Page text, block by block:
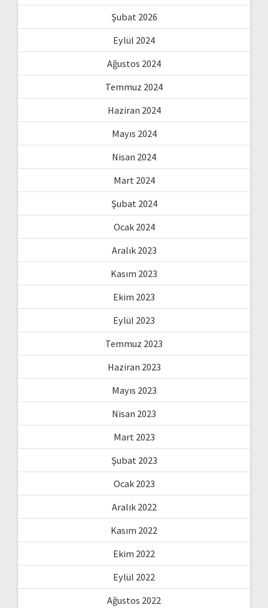
Şubat 2026
Eylül 2024
Ağustos 2024
Temmuz 2024
Haziran 2024
Mayıs 2024
Nisan 2024
Mart 2024
Şubat 2024
Ocak 2024
Aralık 2023
Kasım 2023
Ekim 2023
Eylül 2023
Temmuz 2023
Haziran 2023
Mayıs 2023
Nisan 2023
Mart 2023
Şubat 2023
Ocak 2023
Aralık 2022
Kasım 2022
Ekim 2022
Eylül 2022
Ağustos 2022